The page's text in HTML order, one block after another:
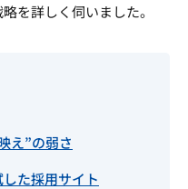
を詳しく伺いました。
え”の弱さ
た採用サイト